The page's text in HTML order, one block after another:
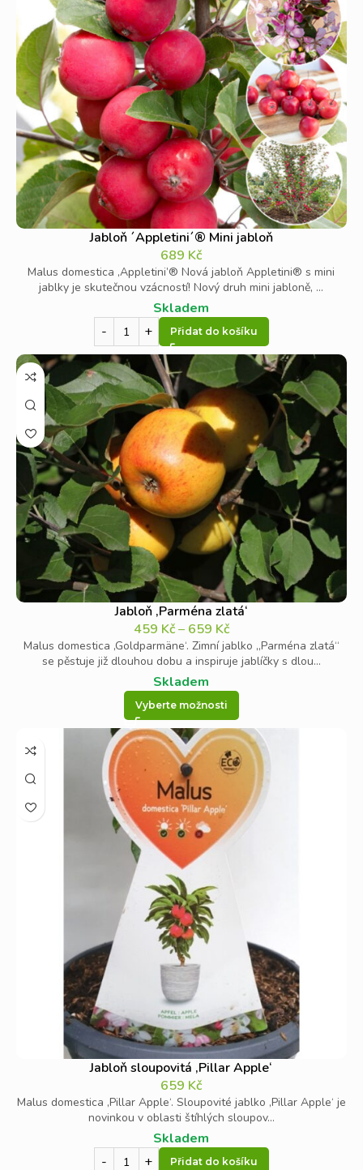
Jabloň ´Appletini´® Mini jabloň
689 Kč
Malus domestica ‚Appletini’® Nová jabloň Appletini® s mini
jablky je skutečnou vzácností! Nový druh mini jabloně, ...
Skladem
Přidat do košíku
Jabloň ‚Parména zlatá‘
459 Kč– 659 Kč
Malus domestica ‚Goldparmäne‘. Zimní jablko „Parména zlatá“
se pěstuje již dlouhou dobu a inspiruje jablíčky s dlou...
Skladem
Vyberte možnosti
Jabloň sloupovitá ‚Pillar Apple‘
659 Kč
Malus domestica ‚Pillar Apple‘. Sloupovité jablko ‚Pillar Apple‘ je
novinkou v oblasti štíhlých sloupov...
Skladem
Přidat do košíku